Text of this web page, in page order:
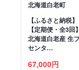
北海道白老町
【ふるさと納税】
【定期便・全3回】
北海道白老産 生
センタ…
67,000円